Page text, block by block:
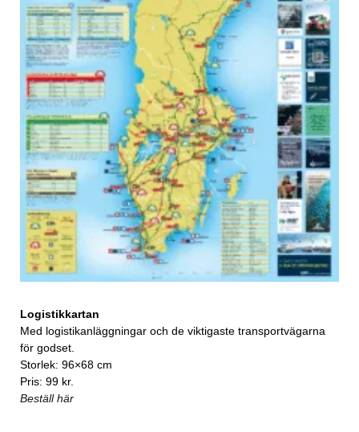
Logistikkartan
Med logistikanläggningar och de viktigaste transportvägarna
för godset.
Storlek: 96×68 cm
Pris: 99 kr.
Beställ här